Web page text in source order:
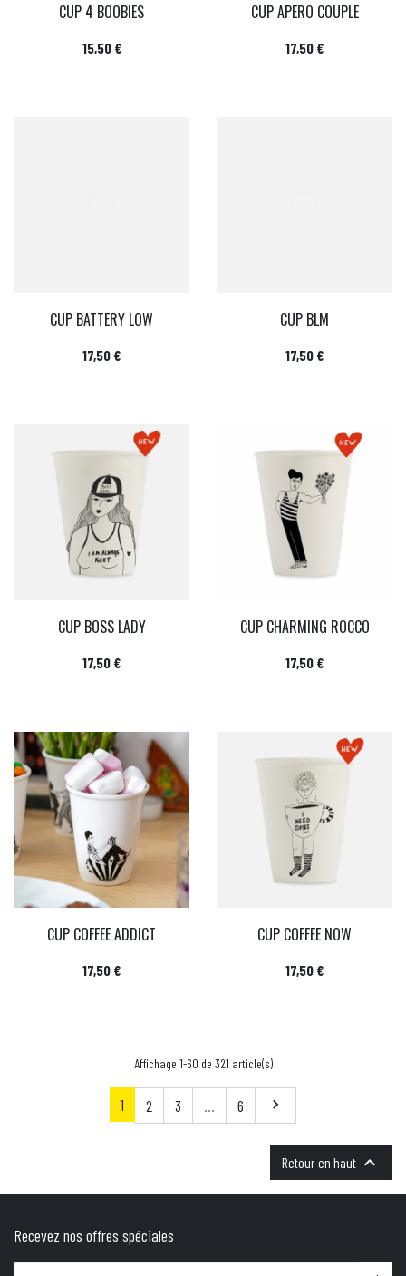
CUP 4 BOOBIES
Prix
15,50 €
CUP APERO COUPLE
Prix
17,50 €
CUP BATTERY LOW
Prix
17,50 €
CUP BLM
Prix
17,50 €
CUP BOSS LADY
Prix
17,50 €
CUP CHARMING ROCCO
Prix
17,50 €
CUP COFFEE ADDICT
Prix
17,50 €
CUP COFFEE NOW
Prix
17,50 €
Affichage 1-60 de 321 article(s)
1 2 3 … 6 Suivant

Retour en haut 
Recevez nos offres spéciales